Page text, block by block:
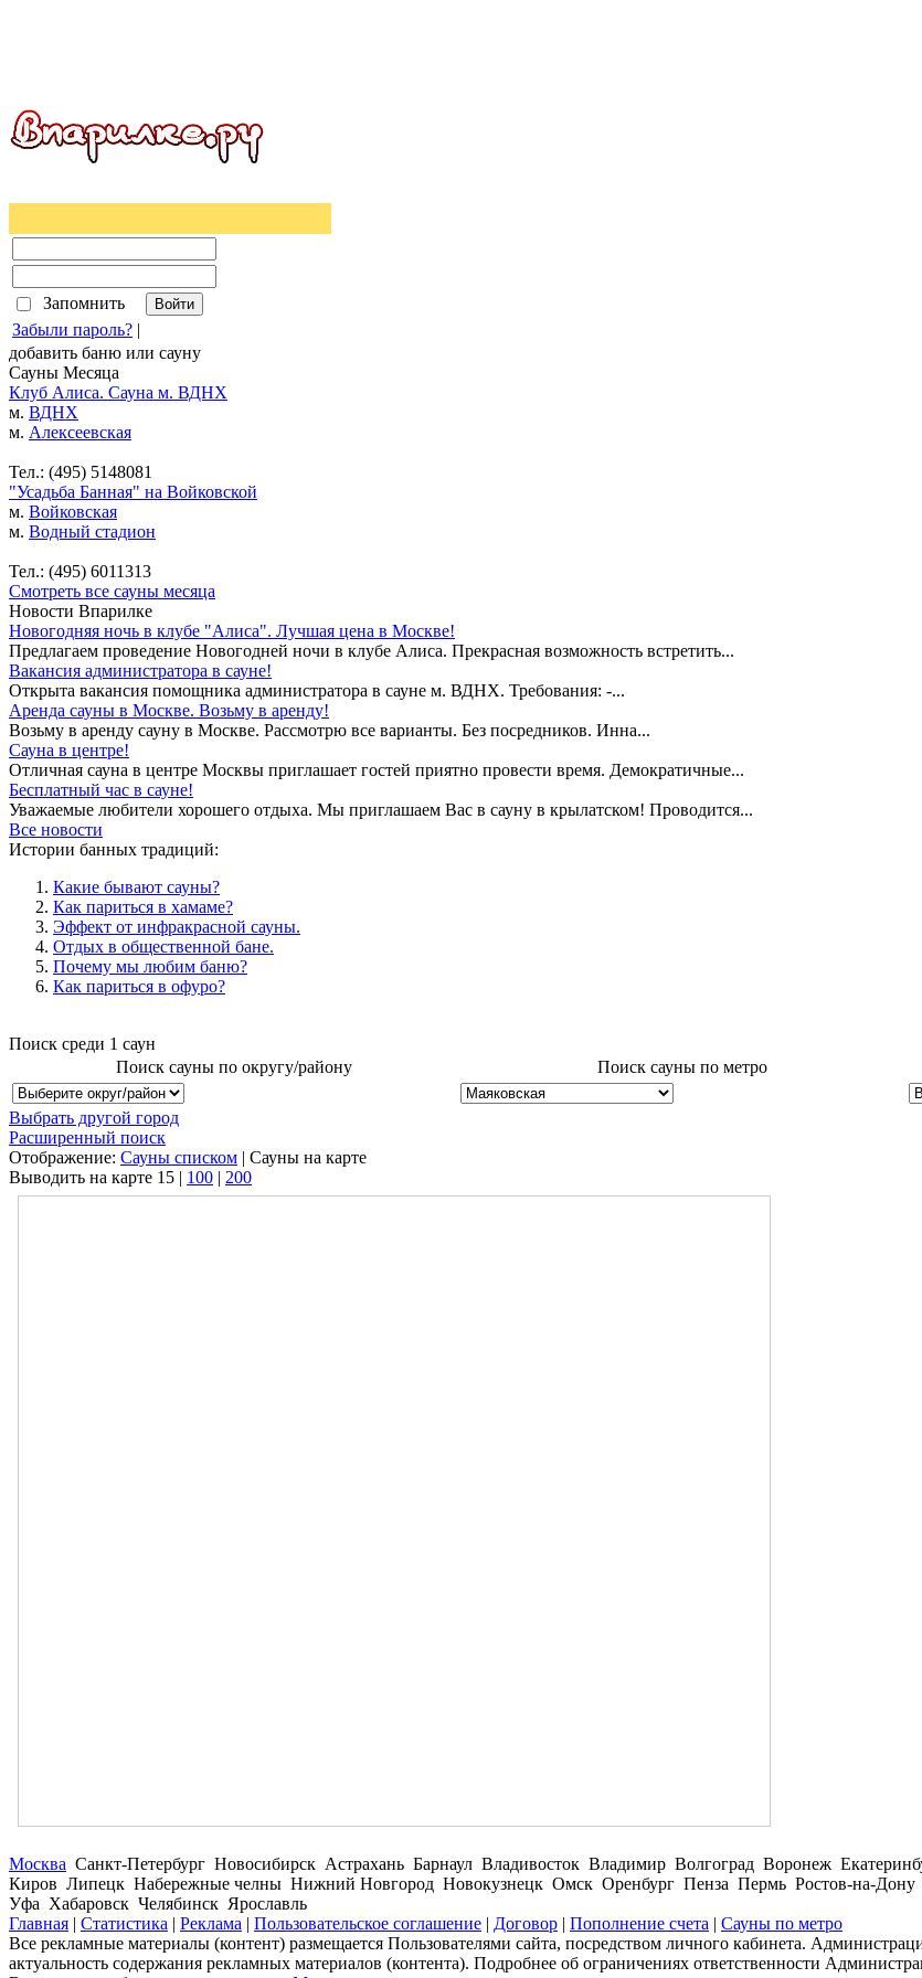
Запомнить
Забыли пароль? |
добавить баню или сауну
Сауны Месяца
Клуб Алиса. Сауна м. ВДНХ
м. ВДНХ
м. Алексеевская
Тел.: (495) 5148081
"Усадьба Банная" на Войковской
м. Войковская
м. Водный стадион
Тел.: (495) 6011313
Смотреть все сауны месяца
Новости Впарилке
Новогодняя ночь в клубе "Алиса". Лучшая цена в Москве!
Предлагаем проведение Новогодней ночи в клубе Алиса. Прекрасная возможность встретить...
Вакансия администратора в сауне!
Открыта вакансия помощника администратора в сауне м. ВДНХ. Требования: -...
Аренда сауны в Москве. Возьму в аренду!
Возьму в аренду сауну в Москве. Рассмотрю все варианты. Без посредников. Инна...
Сауна в центре!
Отличная сауна в центре Москвы приглашает гостей приятно провести время. Демократичные...
Бесплатный час в сауне!
Уважаемые любители хорошего отдыха. Мы приглашаем Вас в сауну в крылатском! Проводится...
Все новости
Истории банных традиций:
Какие бывают сауны?
Как париться в хамаме?
Эффект от инфракрасной сауны.
Отдых в общественной бане.
Почему мы любим баню?
Как париться в офуро?
Поиск среди 1 саун
Поиск сауны по округу/району
Поиск сауны по метро
Выбрать другой город
Расширенный поиск
Отображение: Сауны списком | Сауны на карте
Выводить на карте 15 | 100 | 200
Москва Санкт-Петербург Новосибирск Астрахань Барнаул Владивосток Владимир Волгоград Воронеж
Киров Липецк Набережные челны Нижний Новгород Новокузнецк Омск Оренбург Пенза Пермь Ростов-на-Дону
Уфа Хабаровск Челябинск Ярославль
Главная | Статистика | Реклама | Пользовательское соглашение | Договор | Пополнение счета | Сауны по метро
Все рекламные материалы (контент) размещается Пользователями сайта, посредством личного кабинета.
актуальность содержания рекламных материалов (контента). Подробнее об ограничениях ответственности